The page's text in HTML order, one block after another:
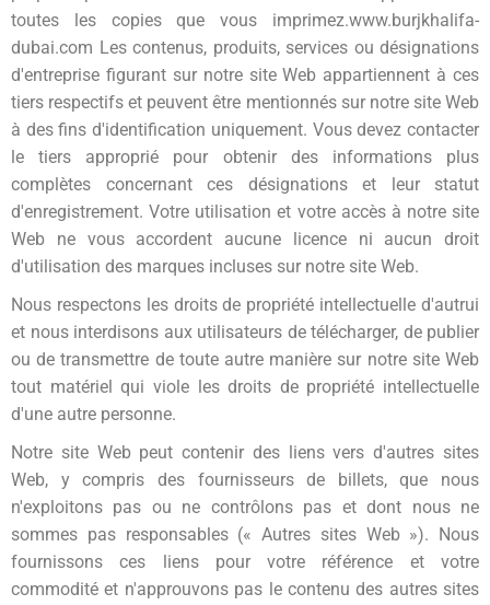
toutes les copies que vous imprimez.www.burjkhalifa-
dubai.com Les contenus, produits, services ou désignations
d'entreprise figurant sur notre site Web appartiennent à ces
tiers respectifs et peuvent être mentionnés sur notre site Web
à des fins d'identification uniquement. Vous devez contacter
le tiers approprié pour obtenir des informations plus
complètes concernant ces désignations et leur statut
d'enregistrement. Votre utilisation et votre accès à notre site
Web ne vous accordent aucune licence ni aucun droit
d'utilisation des marques incluses sur notre site Web.
Nous respectons les droits de propriété intellectuelle d'autrui
et nous interdisons aux utilisateurs de télécharger, de publier
ou de transmettre de toute autre manière sur notre site Web
tout matériel qui viole les droits de propriété intellectuelle
d'une autre personne.
Notre site Web peut contenir des liens vers d'autres sites
Web, y compris des fournisseurs de billets, que nous
n'exploitons pas ou ne contrôlons pas et dont nous ne
sommes pas responsables (« Autres sites Web »). Nous
fournissons ces liens pour votre référence et votre
commodité et n'approuvons pas le contenu des autres sites